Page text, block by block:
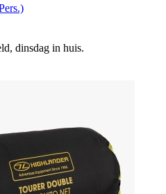
dinsdag in huis.